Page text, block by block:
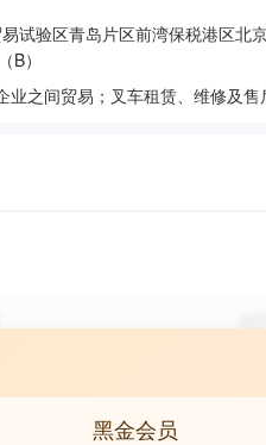
试验区青岛片区前湾保税港区北
B）
黑金会员